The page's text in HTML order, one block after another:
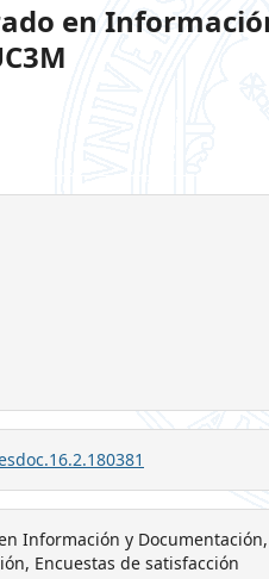
en
Información y Documentación,
Encuestas de satisfacción